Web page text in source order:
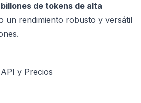
billones de tokens de alta
un rendimiento robusto y versátil
y Precios